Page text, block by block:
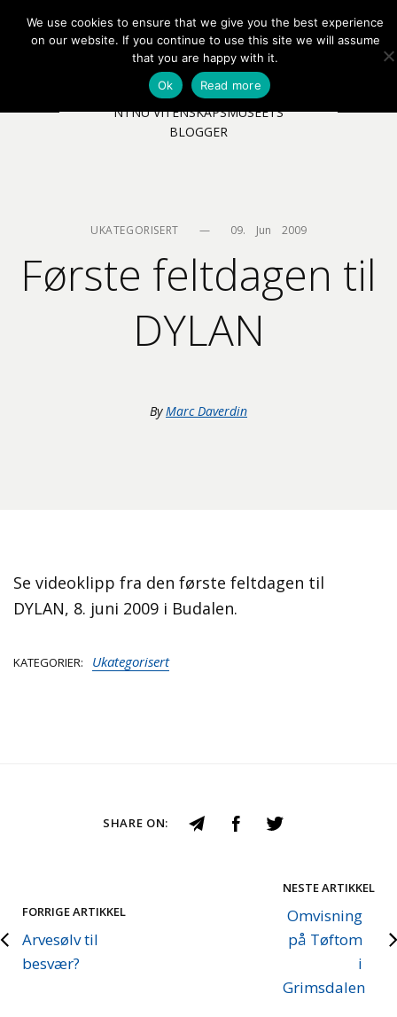
MENY EN NB
NTNU VITENSKAPSMUSEETS
BLOGGER
UKATEGORISERT — 09.    Jun    2009
Første feltdagen til
DYLAN
By Marc Daverdin
Se videoklipp fra den første feltdagen til
DYLAN, 8. juni 2009 i Budalen.
KATEGORIER Ukategorisert
SHARE ON:
FORRIGE ARTIKKEL
Arvesølv til
besvær?
NESTE ARTIKKEL
Omvisning
på Tøftom
i
Grimsdalen
We use cookies to ensure that we give you the best experience
on our website. If you continue to use this site we will assume
that you are happy with it.
Ok
Read more